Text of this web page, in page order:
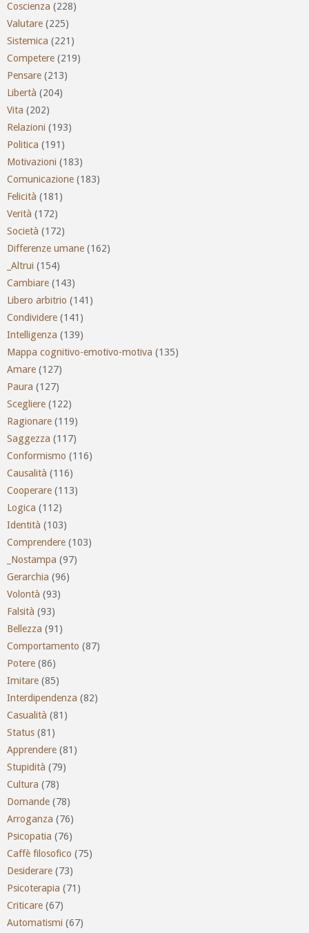
Coscienza (228)
Valutare (225)
Sistemica (221)
Competere (219)
Pensare (213)
Libertà (204)
Vita (202)
Relazioni (193)
Politica (191)
Motivazioni (183)
Comunicazione (183)
Felicità (181)
Verità (172)
Società (172)
Differenze umane (162)
_Altrui (154)
Cambiare (143)
Libero arbitrio (141)
Condividere (141)
Intelligenza (139)
Mappa cognitivo-emotivo-motiva (135)
Amare (127)
Paura (127)
Scegliere (122)
Ragionare (119)
Saggezza (117)
Conformismo (116)
Causalità (116)
Cooperare (113)
Logica (112)
Identità (103)
Comprendere (103)
_Nostampa (97)
Gerarchia (96)
Volontà (93)
Falsità (93)
Bellezza (91)
Comportamento (87)
Potere (86)
Imitare (85)
Interdipendenza (82)
Casualità (81)
Status (81)
Apprendere (81)
Stupidità (79)
Cultura (78)
Domande (78)
Arroganza (76)
Psicopatia (76)
Caffè filosofico (75)
Desiderare (73)
Psicoterapia (71)
Criticare (67)
Automatismi (67)